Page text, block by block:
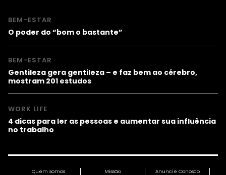
BEM-ESTAR
O poder do “bom o bastante”
BEM-ESTAR
Gentileza gera gentileza – e faz bem ao cérebro,
mostram 201 estudos
WORK LIFE
4 dicas para ler as pessoas e aumentar sua influência
no trabalho
Quem somos Missão Anuncie Conosco